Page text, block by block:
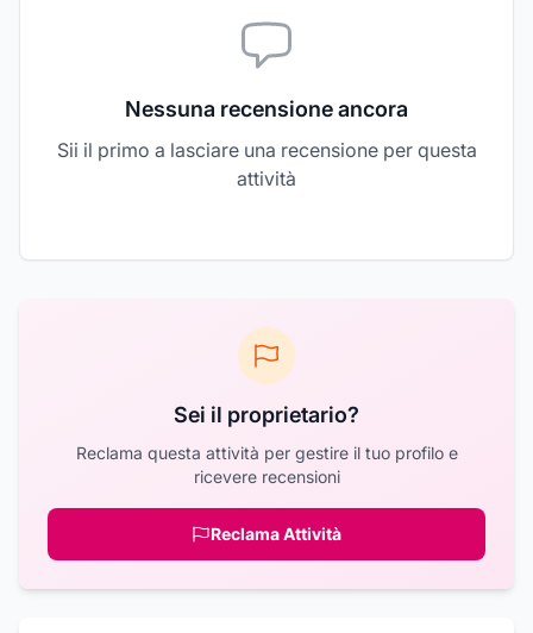
Nessuna recensione ancora
Sii il primo a lasciare una recensione per questa
attività
Sei il proprietario?
Reclama questa attività per gestire il tuo profilo e
ricevere recensioni
Reclama Attività